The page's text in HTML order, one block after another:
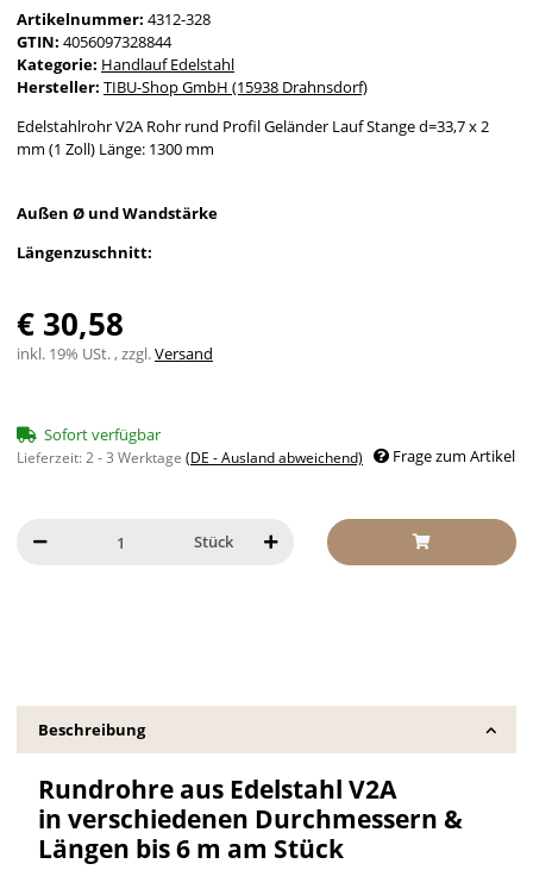
Artikelnummer: 4312-328
GTIN: 4056097328844
Kategorie: Handlauf Edelstahl
Hersteller: TIBU-Shop GmbH (15938 Drahnsdorf)
Edelstahlrohr V2A Rohr rund Profil Geländer Lauf Stange d=33,7 x 2
mm (1 Zoll) Länge: 1300 mm
Außen Ø und Wandstärke
Längenzuschnitt:
€ 30,58
inkl. 19% USt. , zzgl.Versand
Sofort verfügbar
Lieferzeit:2 - 3 Werktage (DE - Ausland abweichend) Frage zum Artikel
Stück
Beschreibung
Rundrohre aus Edelstahl V2A
in verschiedenen Durchmessern &
Längen bis 6 m am Stück